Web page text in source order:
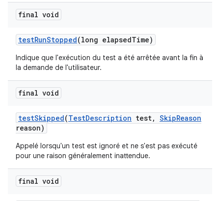
final void
testRunStopped(long elapsedTime)
Indique que l'exécution du test a été arrêtée avant la fin à
la demande de l'utilisateur.
final void
testSkipped(TestDescription test, SkipReason
reason)
Appelé lorsqu'un test est ignoré et ne s'est pas exécuté
pour une raison généralement inattendue.
final void